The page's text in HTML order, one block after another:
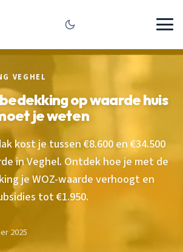
VEGHEL
op waarde huis
je weten
kost je tussen €8.600 en €34.500
in Veghel. Ontdek hoe je met de
je WOZ-waarde verhoogt en
tot €1.950.
2025